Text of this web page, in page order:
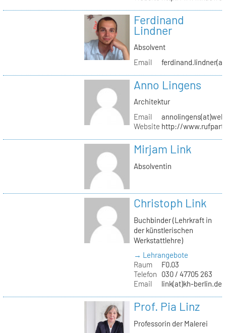
Ferdinand
Lindner
Absolvent
Email
Anno Lingens
Architektur
Email
Website http://
Mirjam Link
Absolventin
Christoph Link
Buchbinder (Lehrkraft in
der künstlerischen
Werkstattlehre)
→ Lehrangebote
Raum
F0.03
Telefon
030 / 47705 263
Email
link(at)kh-berlin.de
Prof. Pia Linz
Professorin der Malerei